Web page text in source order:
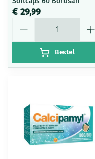
€ 29,99
Bestel